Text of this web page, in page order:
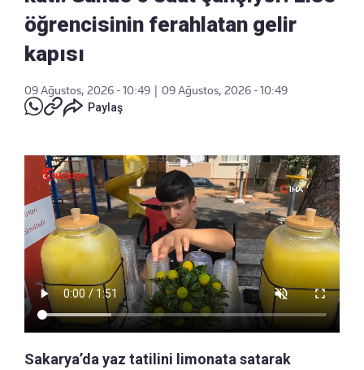
öğrencisinin ferahlatan gelir
kapısı
09 Ağustos, 2026 - 10:49
09 Ağustos, 2026 - 10:49
Paylaş
Sakarya’da yaz tatilini limonata satarak